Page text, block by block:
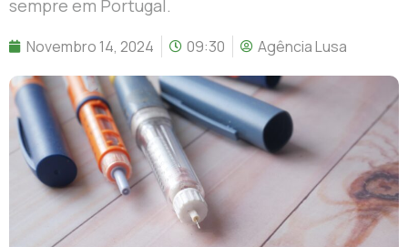
sempre em Portugal.
Novembro 14, 2024 09:30 Agência Lusa